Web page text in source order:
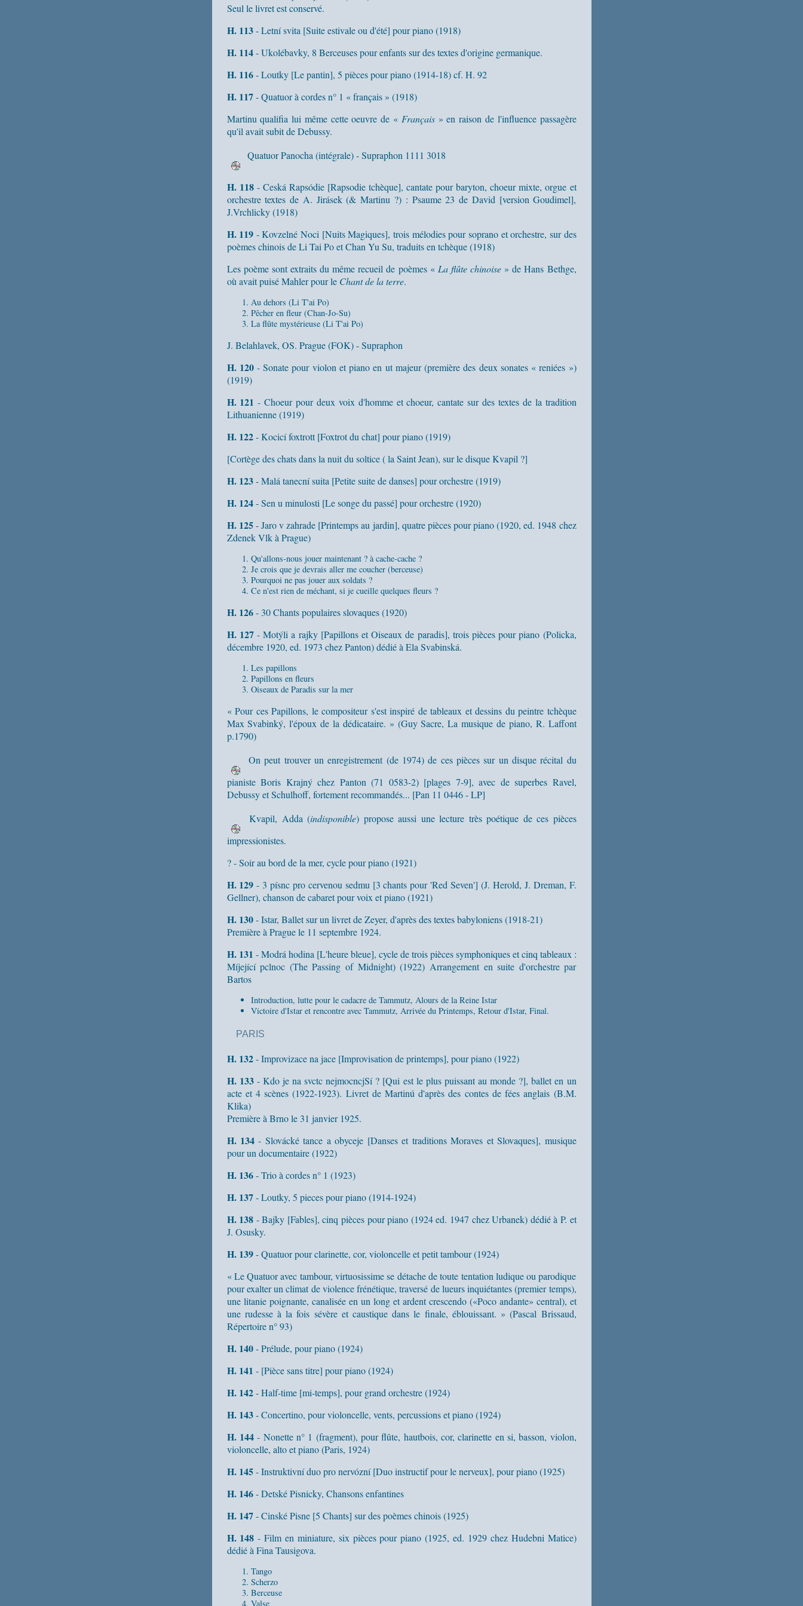
Seul le livret est conservé.
H. 113- Letní svita [Suite estivale ou d'été] pour piano (1918)
H. 114- Ukolébavky, 8 Berceuses pour enfants sur des textes d'origine germanique.
H. 116- Loutky [Le pantin], 5 pièces pour piano (1914-18) cf. H. 92
H. 117- Quatuor à cordes n° 1 « français » (1918)
Martinu qualifia lui même cette oeuvre de « Français» en raison de l'influence passagère
qu'il avait subit de Debussy.
Quatuor Panocha (intégrale) - Supraphon 1111 3018
H. 118- Ceská Rapsódie [Rapsodie tchèque], cantate pour baryton, choeur mixte, orgue et
orchestre textes de A. Jirásek (& Martinu ?) : Psaume 23 de David [version Goudimel],
J.Vrchlicky (1918)
H. 119 - Kovzelné Noci [Nuits Magiques], trois mélodies pour soprano et orchestre, sur des
poèmes chinois de Li Tai Po et Chan Yu Su, traduits en tchèque (1918)
Les poème sont extraits du même recueil de poèmes «La flûte chinoise » de Hans Bethge,
où avait puisé Mahler pour le Chant de la terre.
Au dehors (Li T'ai Po)
Pêcher en fleur (Chan-Jo-Su)
La flûte mystérieuse (Li T'ai Po)
J. Belahlavek, OS. Prague (FOK) - Supraphon
H. 120- Sonate pour violon et piano en ut majeur (première des deux sonates « reniées »)
(1919)
H. 121 - Choeur pour deux voix d'homme et choeur, cantate sur des textes de la tradition
Lithuanienne (1919)
H. 122- Kocicí foxtrott [Foxtrot du chat] pour piano (1919)
[Cortège des chats dans la nuit du soltice ( la Saint Jean), sur le disque Kvapil ?]
H. 123- Malá tanecní suita [Petite suite de danses] pour orchestre (1919)
H. 124- Sen u minulosti [Le songe du passé] pour orchestre (1920)
H. 125- Jaro v zahrade [Printemps au jardin], quatre pièces pour piano (1920, ed. 1948 chez
Zdenek Vlk à Prague)
Qu'allons-nous jouer maintenant ? à cache-cache ?
Je crois que je devrais aller me coucher (berceuse)
Pourquoi ne pas jouer aux soldats ?
Ce n'est rien de méchant, si je cueille quelques fleurs ?
H. 126- 30 Chants populaires slovaques (1920)
H. 127- Motýli a rajky [Papillons et Oiseaux de paradis], trois pièces pour piano (Policka,
décembre 1920, ed. 1973 chez Panton) dédié à Ela Svabinská.
Les papillons
Papillons en fleurs
Oiseaux de Paradis sur la mer
« Pour ces Papillons, le compositeur s'est inspiré de tableaux et dessins du peintre tchèque
Max Svabinký, l'époux de la dédicataire. » (Guy Sacre, La musique de piano, R. Laffont
p.1790)
On peut trouver un enregistrement (de 1974) de ces pièces sur un disque récital du
pianiste Boris Krajný chez Panton (71 0583-2) [plages 7-9], avec de superbes Ravel,
Debussy et Schulhoff, fortement recommandés... [Pan 11 0446 - LP]
Kvapil, Adda (indisponible) propose aussi une lecture très poétique de ces pièces
impressionistes.
? - Soir au bord de la mer, cycle pour piano (1921)
H. 129 - 3 písnc pro cervenou sedmu [3 chants pour 'Red Seven'] (J. Herold, J. Dreman, F.
Gellner), chanson de cabaret pour voix et piano (1921)
H. 130- Istar, Ballet sur un livret de Zeyer, d'après des textes babyloniens (1918-21)
Première à Prague le 11 septembre 1924.
H. 131 - Modrá hodina [L'heure bleue], cycle de trois pièces symphoniques et cinq tableaux :
Míjející pclnoc (The Passing of Midnight) (1922) Arrangement en suite d'orchestre par
Bartos
Introduction, lutte pour le cadacre de Tammutz, Alours de la Reine Istar
Victoire d'Istar et rencontre avec Tammutz, Arrivée du Printemps, Retour d'Istar, Final.
PARIS
H. 132- Improvizace na jace [Improvisation de printemps], pour piano (1922)
H. 133- Kdo je na svctc nejmocncjSí ? [Qui est le plus puissant au monde ?], ballet en un
acte et 4 scènes (1922-1923). Livret de Martinú d'après des contes de fées anglais (B.M.
Klika)
Première à Brno le 31 janvier 1925.
H. 134- Slovácké tance a obyceje [Danses et traditions Moraves et Slovaques], musique
pour un documentaire (1922)
H. 136- Trio à cordes n° 1 (1923)
H. 137- Loutky, 5 pieces pour piano (1914-1924)
H. 138 - Bajky [Fables], cinq pièces pour piano (1924 ed. 1947 chez Urbanek) dédié à P. et
J. Osusky.
H. 139- Quatuor pour clarinette, cor, violoncelle et petit tambour (1924)
« Le Quatuor avec tambour, virtuosissime se détache de toute tentation ludique ou parodique
pour exalter un climat de violence frénétique, traversé de lueurs inquiétantes (premier temps),
une litanie poignante, canalisée en un long et ardent crescendo («Poco andante» central), et
une rudesse à la fois sévère et caustique dans le finale, éblouissant. » (Pascal Brissaud,
Répertoire n° 93)
H. 140- Prélude, pour piano (1924)
H. 141 - [Pièce sans titre] pour piano (1924)
H. 142- Half-time [mi-temps], pour grand orchestre (1924)
H. 143- Concertino, pour violoncelle, vents, percussions et piano (1924)
H. 144- Nonette n° 1 (fragment), pour flûte, hautbois, cor, clarinette en si, basson, violon,
violoncelle, alto et piano (Paris, 1924)
H. 145- Instruktivní duo pro nervózní [Duo instructif pour le nerveux], pour piano (1925)
H. 146- Detské Pisnicky, Chansons enfantines
H. 147- Cinské Pisne [5 Chants] sur des poèmes chinois (1925)
H. 148 - Film en miniature, six pièces pour piano (1925, ed. 1929 chez Hudebni Matice)
dédié à Fina Tausigova.
Tango
Scherzo
Berceuse
Valse